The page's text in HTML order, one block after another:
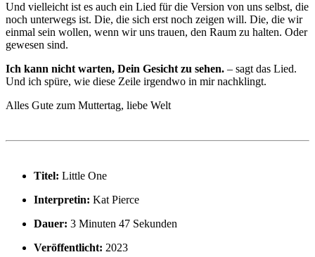
Und vielleicht ist es auch ein Lied für die Version von uns selbst, die
noch unterwegs ist. Die, die sich erst noch zeigen will. Die, die wir
einmal sein wollen, wenn wir uns trauen, den Raum zu halten. Oder
gewesen sind.
Ich kann nicht warten, Dein Gesicht zu sehen. – sagt das Lied.
Und ich spüre, wie diese Zeile irgendwo in mir nachklingt.
Alles Gute zum Muttertag, liebe Welt
Titel: Little One
Interpretin: Kat Pierce
Dauer: 3 Minuten 47 Sekunden
Veröffentlicht: 2023